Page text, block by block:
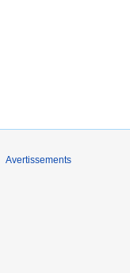
Avertissements